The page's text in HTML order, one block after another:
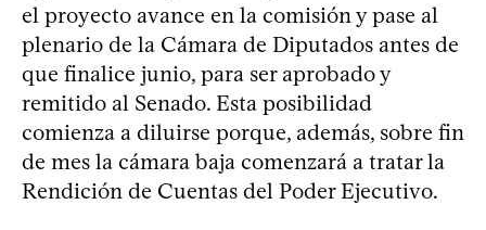
el proyecto avance en la comisión y pase al
plenario de la Cámara de Diputados antes de
que finalice junio, para ser aprobado y
remitido al Senado. Esta posibilidad
comienza a diluirse porque, además, sobre fin
de mes la cámara baja comenzará a tratar la
Rendición de Cuentas del Poder Ejecutivo.